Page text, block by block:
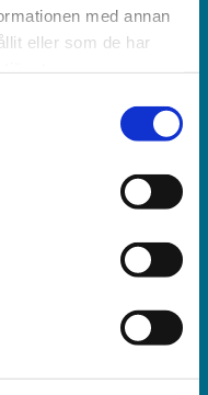
med annan
eller som de har